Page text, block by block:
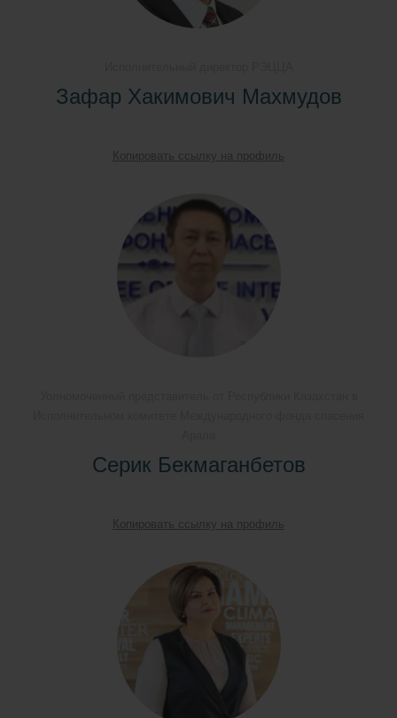
Зафар Хакимович Махмудов
Копировать ссылку на профиль
Серик Бекмаганбетов
Копировать ссылку на профиль